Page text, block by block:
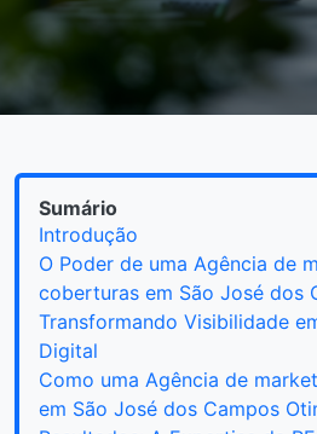
Sumário
Introdução
O Poder de uma Agência de
coberturas em São José dos
Transformando Visibilidade
Digital
Como uma Agência de
em São José dos Campos